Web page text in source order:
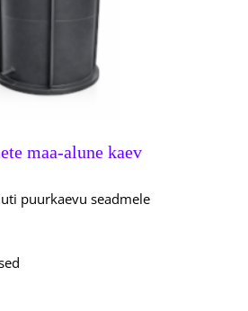
maa-alune kaev
puurkaevu seadmele